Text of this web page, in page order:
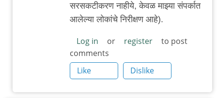
सरसकटीकरण नाहीये, केवळ माझ्या संपर्कात
आलेल्या लोकांचे निरीक्षण आहे).
Log in or register
to post
comments
Like
Dislike